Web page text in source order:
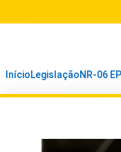
InícioLegislaçãoNR-06